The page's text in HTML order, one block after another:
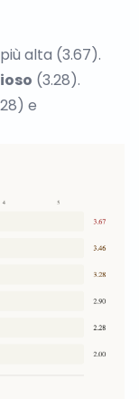
alta (3.67).
(3.28).
e